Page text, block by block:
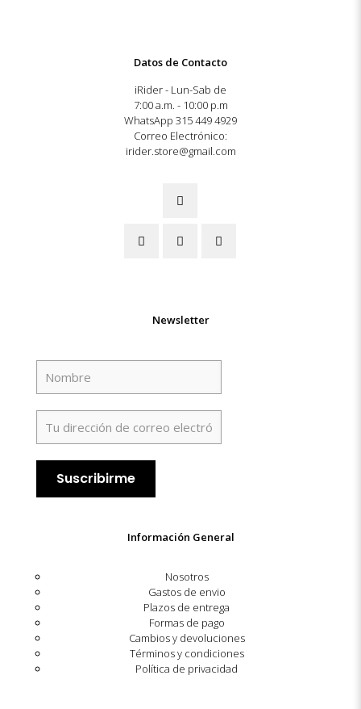
Datos de Contacto
iRider - Lun-Sab de
7:00 a.m. - 10:00 p.m
WhatsApp 315 449 4929
Correo Electrónico:
irider.store@gmail.com
Newsletter
Información General
Nosotros
Gastos de envio
Plazos de entrega
Formas de pago
Cambios y devoluciones
Términos y condiciones
Política de privacidad